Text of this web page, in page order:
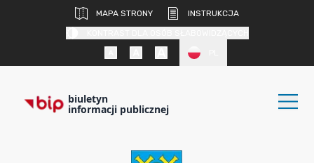
MAPA STRONY
INSTRUKCJA
biuletyn
informacji publicznej